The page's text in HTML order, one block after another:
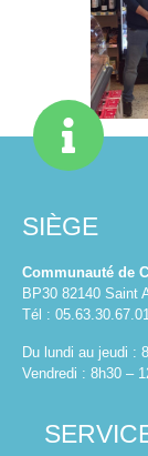
SIÈGE
Communauté de
BP30 82140 Saint
Tél :
Du lundi au jeudi :
Vendredi : 8h30 –